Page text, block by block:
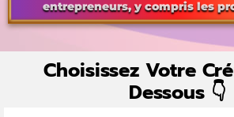
entrepreneurs, y compris les
Choisissez Votre
Dessous 👇